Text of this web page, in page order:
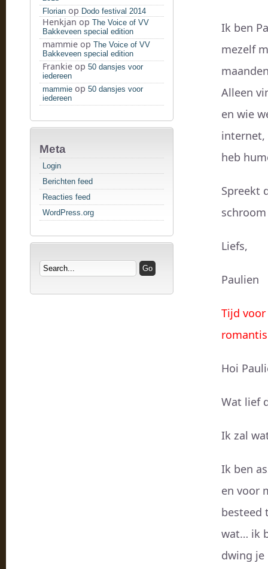
Florian op Dodo festival 2014
Henkjan op The Voice of VV
Bakkeveen special edition
mammie op The Voice of VV
Bakkeveen special edition
Frankie op 50 dansjes voor
iedereen
mammie op 50 dansjes voor
iedereen
Meta
Login
Berichten feed
Reacties feed
WordPress.org
Ik ben
mezelf
Alleen
en wie
internet,
heb
Spreekt
Liefs,
Paulien
Tijd
Hoi
Wat lief
Ik zal
Ik ben
en voor
besteed
wat… ik
dwing je